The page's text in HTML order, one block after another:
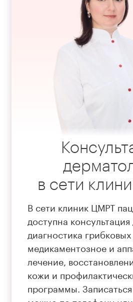
в сети
В сети клиник ЦМРТ
доступна
диагностика
медикаментозное и
лечение,
кожи и
программы.